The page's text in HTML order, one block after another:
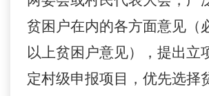
贫困户在内的各方面意见（
以上贫困户意见），提出立
定村级申报项目，优先选择